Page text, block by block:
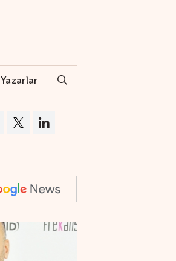
Yazarlar
Çiftçilerin internet kullanımı 10